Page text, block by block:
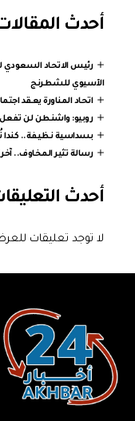
أحدث
رئيس الاتحاد السعودي
الآسيوي للشطرنج
اتحاد المناورة يعقد
روبيو: واشنطن لن
بسداسية نظيفة.. كندا
رسالة تثير المخاوف..
أحدث
لا توجد تعليقات